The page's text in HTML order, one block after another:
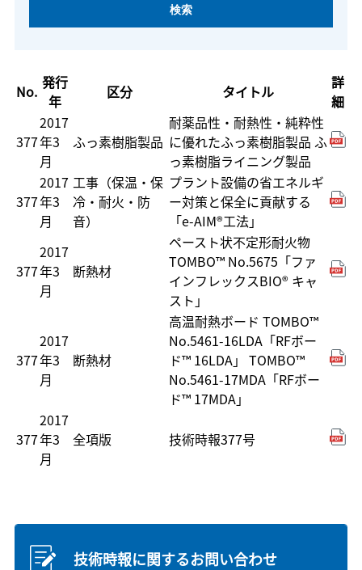
No. 発行
年
区分 タイトル
詳
細
377
2017
年3
月
ふっ素樹脂製品
耐薬品性・耐熱性・純粋性
に優れたふっ素樹脂製品 ふ
っ素樹脂ライニング製品
377
2017
年3
月
工事（保温・保
冷・耐火・防
音）
プラント設備の省エネルギ
ー対策と保全に貢献する
「e-AIM®工法」
377
2017
年3
月
断熱材
ペースト状不定形耐火物
TOMBO™ No.5675「ファ
インフレックスBIO® キャ
スト」
377
2017
年3
月
断熱材
高温耐熱ボード TOMBO™
No.5461-16LDA「RFボー
ド™ 16LDA」 TOMBO™
No.5461-17MDA「RFボー
ド™ 17MDA」
377
2017
年3
月
全項版 技術時報377号
技術時報に関するお問い合わせ